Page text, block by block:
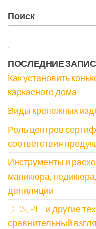
Поиск
ПОСЛЕДНИЕ
Как установить
каркасного дома
Виды крепежных
Роль центров
соответствия
Инструменты и
маникюра,
депиляции
DDS, PLL и другие
сравнительный